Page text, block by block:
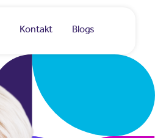
Kontakt Blogs